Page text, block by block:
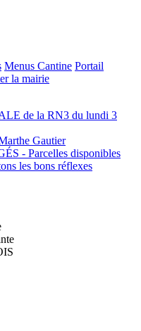
Menus Cantine Portail
la mairie
de la RN3 du lundi 3
Gautier
- Parcelles disponibles
les bons réflexes